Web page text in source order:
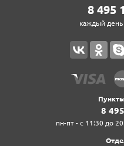
8‍ 4‍9‍5‍
каждый день
8‍
пн-пт - с 11:30 до